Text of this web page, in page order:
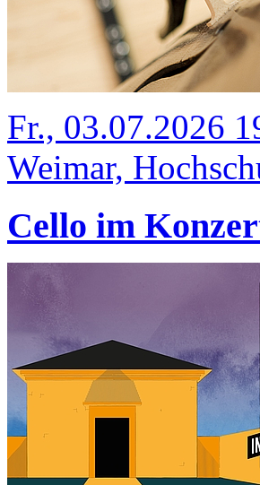
Fr., 03.07.2026
Weimar,
Cello im